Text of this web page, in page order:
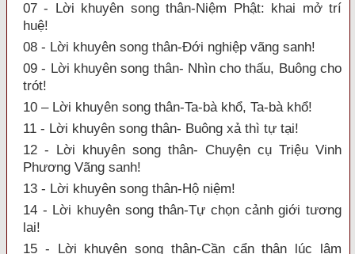
07 - Lời khuyên song thân-Niệm Phật: khai mở trí
huệ!
08 - Lời khuyên song thân-Đới nghiệp vãng sanh!
09 - Lời khuyên song thân- Nhìn cho thấu, Buông cho
trót!
10 – Lời khuyên song thân-Ta-bà khổ, Ta-bà khổ!
11 - Lời khuyên song thân- Buông xả thì tự tại!
12 - Lời khuyên song thân- Chuyện cụ Triệu Vinh
Phương Vãng sanh!
13 - Lời khuyên song thân-Hộ niệm!
14 - Lời khuyên song thân-Tự chọn cảnh giới tương
lai!
15 - Lời khuyên song thân-Cần cẩn thận lúc lâm